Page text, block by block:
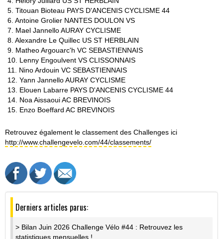
5. Titouan Bioteau PAYS D'ANCENIS CYCLISME 44
6. Antoine Grolier NANTES DOULON VS
7. Mael Jannello AURAY CYCLISME
8. Alexandre Le Quillec US ST HERBLAIN
9. Matheo Argouarc'h VC SEBASTIENNAIS
10. Lenny Engoulvent VS CLISSONNAIS
11. Nino Ardouin VC SEBASTIENNAIS
12. Yann Jannello AURAY CYCLISME
13. Elouen Labarre PAYS D'ANCENIS CYCLISME 44
14. Noa Aissaoui AC BREVINOIS
15. Enzo Boeffard AC BREVINOIS
Retrouvez également le classement des Challenges ici
http://www.challengevelo.com/44/classements/
Derniers articles parus:
> Bilan Juin 2026 Challenge Vélo #44 : Retrouvez les
statistiques mensuelles !